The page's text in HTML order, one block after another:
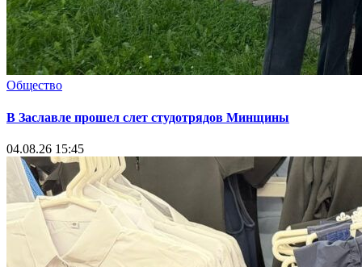
Общество
В Заславле прошел слет студотрядов Минщины
04.08.26 15:45